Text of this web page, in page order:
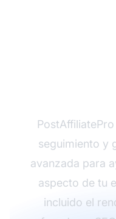
seguimiento y
avanzada para
aspecto de tu
incluido el